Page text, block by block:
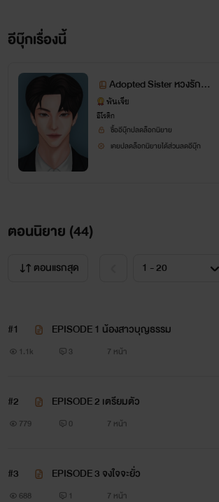
พูดของน้องสาวบุญธรรมซึ่งถ้าปกติเธอไม่มี
ขาด แต่ตอนนี้เหล้าเข้าปากแล้วความกล้ามา
“อยากกลับก็กลับ”
นึงหลังจากที่คนตัวเล็กพูดจบ ก้อนเนื้อในอก
ไหวไปกับคำพูดคนเมา แต่พอเห็นว่าเธอนิ่งไป
อีบุ๊กเรื่องนี้
Adopted Sister หวงรักน้
องสาวบุญธรรม
พันเจีย
อีโรติก
ซื้ออีบุ๊กปลดล็อกนิยาย
เคยปลดล็อกนิยายได้ส่วนลดอีบุ๊ก
ตอนนิยาย (44)
ตอนแรกสุด
#1 EPISODE 1 น้องสาวบุญธรรม
1.1k 3 7 หน้า
#2 EPISODE 2 เตรียมตัว
779 0 7 หน้า
#3 EPISODE 3 จงใจจะยั่ว
688 1 7 หน้า